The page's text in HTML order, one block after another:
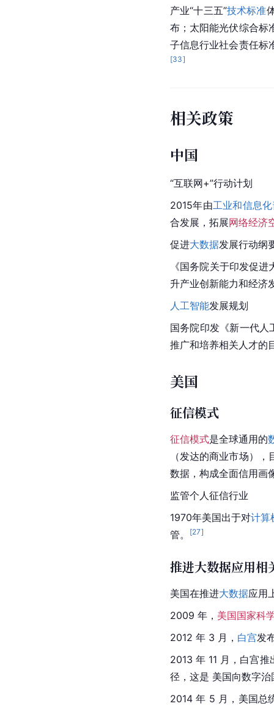
产业“十三五”技术标准
布；太阳能光伏综合标
子信息行业社会责任标
[33]
相关政策
中国
“互联网+”行动计划
2015年由工业和信息
合发展，拓展网络经济
促进大数据发展行动纲
《国务院关于印发促
升产业创新能力和经济
人工智能发展规划
国务院印发《新一代人
推广和培养相关人才的
美国
征信模式
征信模式是全球通用的
（发达的商业市场）
数据，构成全面信用画
监管个人征信行业
1970年美国出于对计算
管。
[27]
推进大数据应用相
美国在推进大数据应用
2009 年， 美国国家科
2012 年 3 月， 白宫发
2013 年 11 月，白宫
径，这是 美国向数字治
2014 年 5 月， 美国总